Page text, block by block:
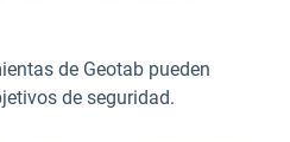
de Geotab pueden
de seguridad.